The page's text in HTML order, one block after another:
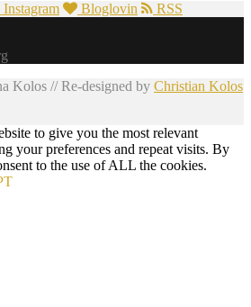
Instagram Bloglovin RSS
Kolos // Re-designed by Christian Kolos
to give you the most relevant
your preferences and repeat visits. By
to the use of ALL the cookies.